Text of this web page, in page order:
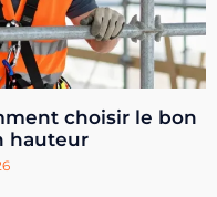
choisir le bon
hauteur